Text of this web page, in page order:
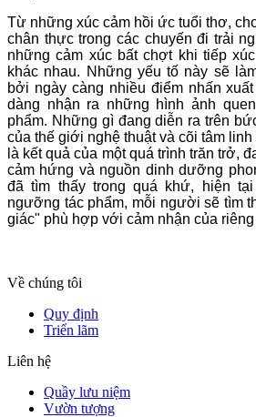
Từ những xúc cảm hồi ức tuổi thơ,
chân thực trong các chuyến đi trải
những cảm xúc bất chợt khi tiếp
khác nhau. Những yếu tố này sẽ
bởi ngày càng nhiều điểm nhấn
dàng nhận ra những hình ảnh
phẩm. Những gì đang diễn ra trên
của thế giới nghệ thuật và cõi tâm
là kết quả của một quá trình trăn trở,
cảm hứng và nguồn dinh dưỡng
đã tìm thấy trong quá khứ, hiện
ngưỡng tác phẩm, mỗi người sẽ tìm
giác" phù hợp với cảm nhận của riêng
Về chúng tôi
Quy định
Triển lãm
Liên hệ
Quầy lưu niệm
Vườn tượng